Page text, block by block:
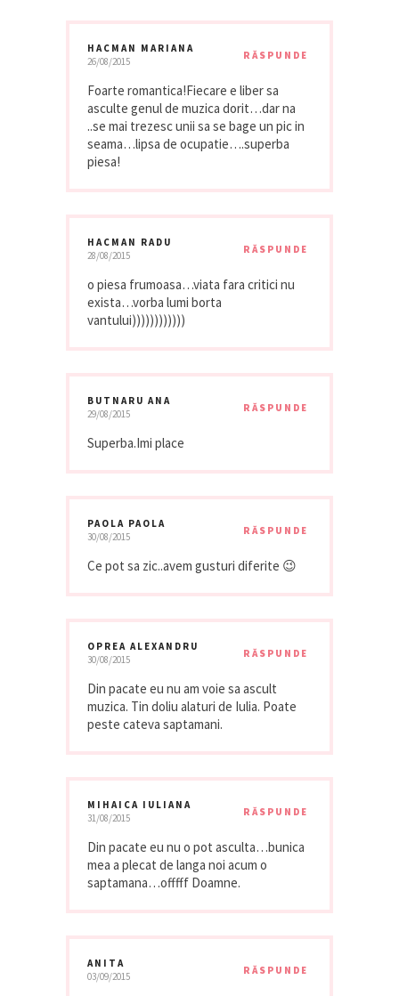
HACMAN MARIANA
26/08/2015
RĂSPUNDE
Foarte romantica!Fiecare e liber sa
asculte genul de muzica dorit…dar na
..se mai trezesc unii sa se bage un pic in
seama…lipsa de ocupatie….superba
piesa!
HACMAN RADU
28/08/2015
RĂSPUNDE
o piesa frumoasa…viata fara critici nu
exista…vorba lumi borta
vantului))))))))))))
BUTNARU ANA
29/08/2015
RĂSPUNDE
Superba.Imi place
PAOLA PAOLA
30/08/2015
RĂSPUNDE
Ce pot sa zic..avem gusturi diferite 😉
OPREA ALEXANDRU
30/08/2015
RĂSPUNDE
Din pacate eu nu am voie sa ascult
muzica. Tin doliu alaturi de Iulia. Poate
peste cateva saptamani.
MIHAICA IULIANA
31/08/2015
RĂSPUNDE
Din pacate eu nu o pot asculta…bunica
mea a plecat de langa noi acum o
saptamana…offfff Doamne.
ANITA
03/09/2015
RĂSPUNDE